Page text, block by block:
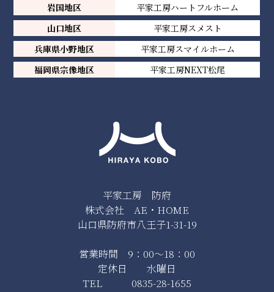
平家工房 防府
株式会社 AE・HOME
山口県防府市八王子1-31-19
営業時間 9：00～18：00
定休日 水曜日
TEL 0835-28-1655
岩国地区
平家工房ハートフルホーム
山口地区
平家工房スメスト
兵庫県小野地区
平家工房スマイルホーム
福岡県宗像地区
平家工房NEXT松尾